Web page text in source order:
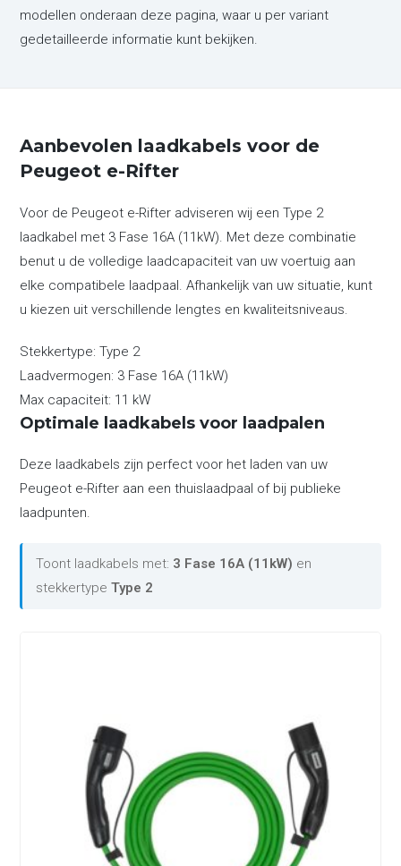
modellen onderaan deze pagina, waar u per variant
gedetailleerde informatie kunt bekijken.
Aanbevolen laadkabels voor de
Peugeot e-Rifter
Voor de Peugeot e-Rifter adviseren wij een Type 2
laadkabel met 3 Fase 16A (11kW). Met deze combinatie
benut u de volledige laadcapaciteit van uw voertuig aan
elke compatibele laadpaal. Afhankelijk van uw situatie, kunt
u kiezen uit verschillende lengtes en kwaliteitsniveaus.
Stekkertype: Type 2
Laadvermogen: 3 Fase 16A (11kW)
Max capaciteit: 11 kW
Optimale laadkabels voor laadpalen
Deze laadkabels zijn perfect voor het laden van uw
Peugeot e-Rifter aan een thuislaadpaal of bij publieke
laadpunten.
Toont laadkabels met: 3 Fase 16A (11kW) en
stekkertypeType 2